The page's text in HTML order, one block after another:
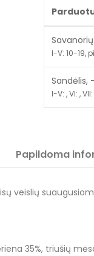
I-V: 10-19,
Sandėlis, -
I-V: , VI: , VII:
Papildoma
veislių
35%, triušių